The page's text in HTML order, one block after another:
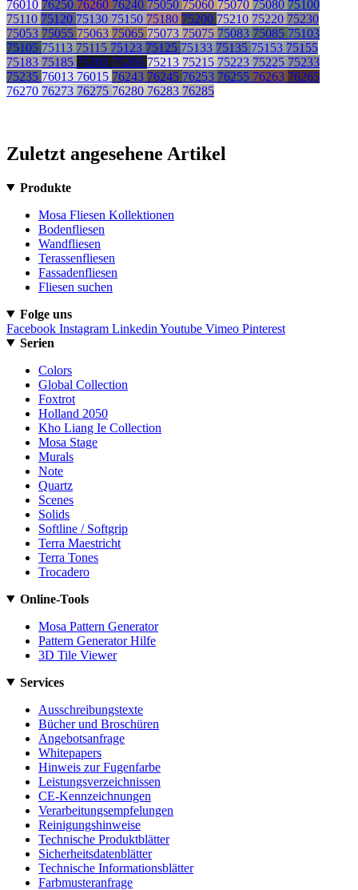
76010 76250 76260 76240 75050 75060 75070 75080 75100
75110 75120 75130 75150 75180 75200 75210 75220 75230
75053 75055 75063 75065 75073 75075 75083 75085 75103
75105 75113 75115 75123 75125 75133 75135 75153 75155
75183 75185 75203 75205 75213 75215 75223 75225 75233
75235 76013 76015 76243 76245 76253 76255 76263 76265
76270 76273 76275 76280 76283 76285
Zuletzt angesehene Artikel
Produkte
Mosa Fliesen Kollektionen
Bodenfliesen
Wandfliesen
Terassenfliesen
Fassadenfliesen
Fliesen suchen
Folge uns
Facebook Instagram Linkedin Youtube Vimeo Pinterest
Serien
Colors
Global Collection
Foxtrot
Holland 2050
Kho Liang Ie Collection
Mosa Stage
Murals
Note
Quartz
Scenes
Solids
Softline / Softgrip
Terra Maestricht
Terra Tones
Trocadero
Online-Tools
Mosa Pattern Generator
Pattern Generator Hilfe
3D Tile Viewer
Services
Ausschreibungstexte
Bücher und Broschüren
Angebotsanfrage
Whitepapers
Hinweis zur Fugenfarbe
Leistungsverzeichnissen
CE-Kennzeichnungen
Verarbeitungsempfelungen
Reinigungshinweise
Technische Produktblätter
Sicherheitsdatenblätter
Technische Informationsblätter
Farbmusteranfrage